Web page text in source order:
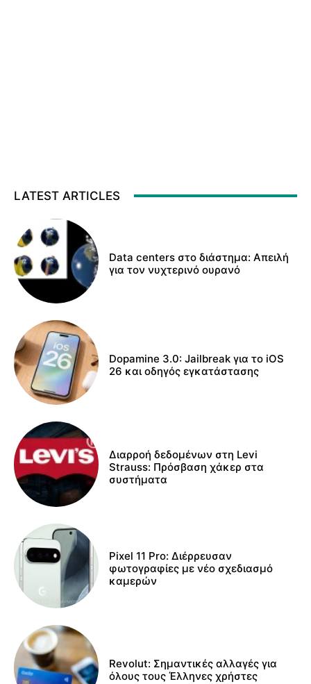
LATEST ARTICLES
Data centers στο διάστημα: Απειλή
για τον νυχτερινό ουρανό
Dopamine 3.0: Jailbreak για το iOS
26 και οδηγός εγκατάστασης
Διαρροή δεδομένων στη Levi
Strauss: Πρόσβαση χάκερ στα
συστήματα
Pixel 11 Pro: Διέρρευσαν
φωτογραφίες με νέο σχεδιασμό
καμερών
Revolut: Σημαντικές αλλαγές για
όλους τους Έλληνες χρήστες